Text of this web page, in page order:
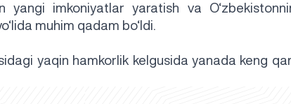
yangi imkoniyatlar yaratish va
muhim qadam bo‘ldi.
yaqin hamkorlik kelgusida yanada keng